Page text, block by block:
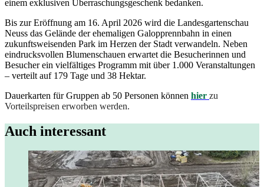
einem exklusiven Überraschungsgeschenk bedanken.
Bis zur Eröffnung am 16. April 2026 wird die Landesgartenschau
Neuss das Gelände der ehemaligen Galopprennbahn in einen
zukunftsweisenden Park im Herzen der Stadt verwandeln. Neben
eindrucksvollen Blumenschauen erwartet die Besucherinnen und
Besucher ein vielfältiges Programm mit über 1.000 Veranstaltungen
– verteilt auf 179 Tage und 38 Hektar.
Dauerkarten für Gruppen ab 50 Personen können hier zu
Vorteilspreisen erworben werden.
Auch interessant